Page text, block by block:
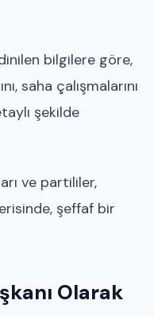
bilgilere göre,
saha çalışmalarını
şekilde
ve partililer,
şeffaf bir
Olarak